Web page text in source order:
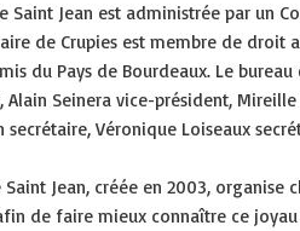
Saint Jean est administrée par un
de Crupies est membre de droit
du Pays de Bourdeaux. Le
Alain Seinera vice-président,
secrétaire, Véronique Loiseaux
Saint Jean, créée en 2003, organise
de faire mieux connaître ce